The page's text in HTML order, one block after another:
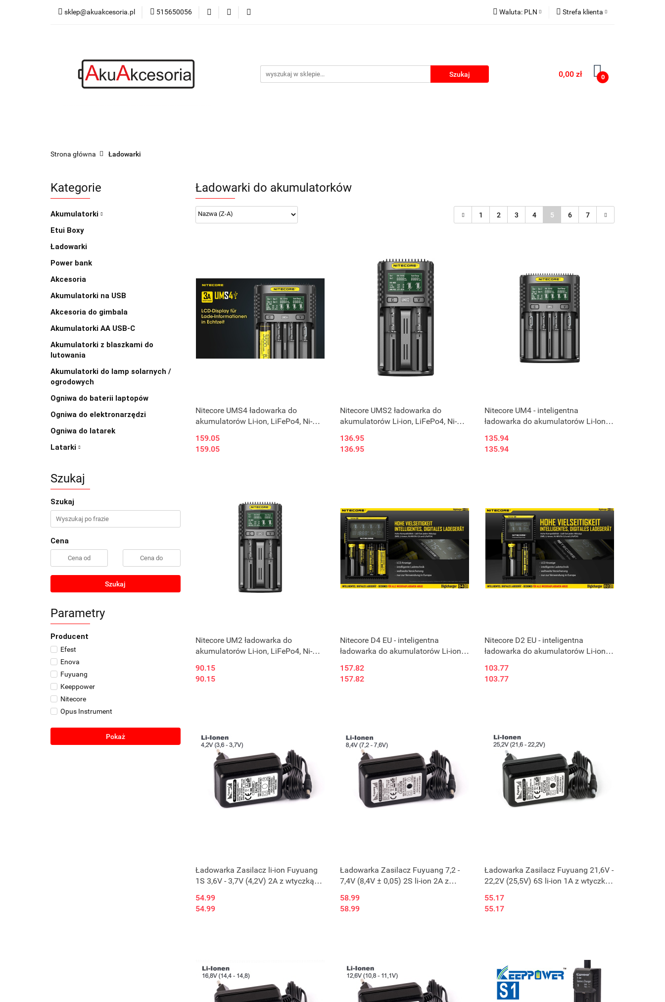
sklep@akuakcesoria.pl 515650056 Waluta: PLN Strefa klienta
Dodaj zgłoszenie
Zgody cookies
0,00 zł 0
Akumulatorki Ładowarki Akumulatorki na USB
Strona główna Ładowarki
Kategorie
Akumulatorki
Etui Boxy
Ładowarki
Power bank
Akcesoria
Akumulatorki na USB
Akcesoria do gimbala
Akumulatorki AA USB-C
Akumulatorki z blaszkami do
lutowania
Akumulatorki do lamp solarnych /
ogrodowych
Ogniwa do baterii laptopów
Ogniwa do elektronarzędzi
Ogniwa do latarek
Latarki
Szukaj
Szukaj
Cena
Szukaj
Parametry
Producent
Efest
Enova
Fuyuang
Keeppower
Nitecore
Opus Instrument
Pokaż
Ładowarki do akumulatorków
1 2 3 4 5 6 7
Nitecore UMS4 ładowarka do
akumulatorów Li-ion, LiFePo4, Ni-
159.05
159.05
Nitecore UMS2 ładowarka do
akumulatorów Li-ion, LiFePo4, Ni-
136.95
136.95
Nitecore UM4 - inteligentna
ładowarka do akumulatorów Li-Ion,
135.94
135.94
Nitecore UM2 ładowarka do
akumulatorów Li-ion, LiFePo4, Ni-
90.15
90.15
Nitecore D4 EU - inteligentna
ładowarka do akumulatorów Li-ion,
157.82
157.82
Nitecore D2 EU - inteligentna
ładowarka do akumulatorów Li-ion,
103.77
103.77
Ładowarka Zasilacz li-ion Fuyuang
1S 3,6V - 3,7V (4,2V) 2A z wtyczką
54.99
54.99
Produkt niedostępny
Ładowarka Zasilacz Fuyuang 7,2 -
7,4V (8,4V ± 0,05) 2S li-ion 2A z
58.99
58.99
Ładowarka Zasilacz Fuyuang 21,6V -
22,2V (25,5V) 6S li-ion 1A z wtyczką
55.17
55.17